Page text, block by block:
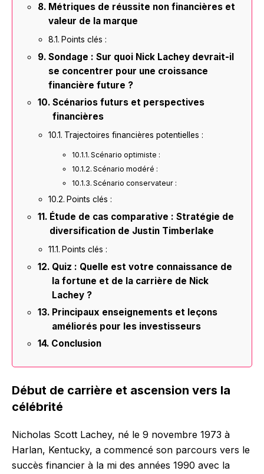
Métriques de réussite non financières et
valeur de la marque
Points clés :
Sondage : Sur quoi Nick Lachey devrait-il
se concentrer pour une croissance
financière future ?
Scénarios futurs et perspectives
financières
Trajectoires financières potentielles :
Scénario optimiste :
Scénario modéré :
Scénario conservateur :
Points clés :
Étude de cas comparative : Stratégie de
diversification de Justin Timberlake
Points clés :
Quiz : Quelle est votre connaissance de
la fortune et de la carrière de Nick
Lachey ?
Principaux enseignements et leçons
améliorés pour les investisseurs
Conclusion
Début de carrière et ascension vers la
célébrité
Nicholas Scott Lachey, né le 9 novembre 1973 à
Harlan, Kentucky, a commencé son parcours vers le
succès financier à la mi des années 1990 avec la